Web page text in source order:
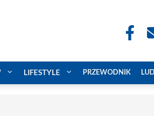
LIFESTYLE PRZEWODNIK